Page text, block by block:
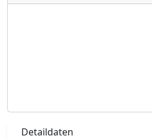
Detaildaten